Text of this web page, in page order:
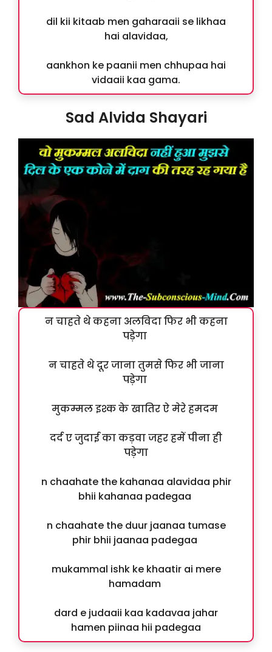
dil kii kitaab men gaharaaii se likhaa
hai alavidaa,
aankhon ke paanii men chhupaa hai
vidaaii kaa gama.
Sad Alvida Shayari
न चाहते थे कहना अलविदा फिर भी कहना
पड़ेगा
न चाहते थे दूर जाना तुमसे फिर भी जाना
पड़ेगा
मुकम्मल इश्क के खातिर ऐ मेरे हमदम
दर्द ए जुदाई का कड़वा जहर हमें पीना ही
पड़ेगा
n chaahate the kahanaa alavidaa phir
bhii kahanaa padegaa
n chaahate the duur jaanaa tumase
phir bhii jaanaa padegaa
mukammal ishk ke khaatir ai mere
hamadam
dard e judaaii kaa kadavaa jahar
hamen piinaa hii padegaa